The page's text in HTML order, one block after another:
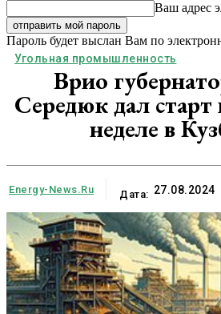
Ваш адрес
Пароль будет выслан Вам по
Угольная промышленность
Врио
Середюк дал
неделе в
Energy-News.ru Дата: 27.08.2024